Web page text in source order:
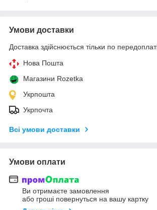
Умови доставки
Доставка здійснюється тільки по
Нова Пошта
Магазини Rozetka
Укрпошта
Укрпочта
Всі умови доставки
Умови оплати
Ви отримаєте замовлення
або гроші повернуться на вашу картку